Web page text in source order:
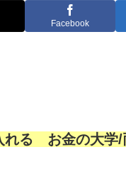
Facebook
れる お金の大学/